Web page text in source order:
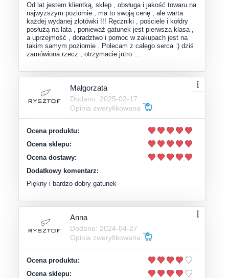
Od lat jestem klientką, sklep , obsługa i jakość towaru na
najwyższym poziomie , ma to swoją cenę , ale warta
każdej wydanej złotówki !!! Ręczniki , pościele i kołdry
posłużą na lata , ponieważ gatunek jest pierwsza klasa ,
a uprzejmość , doradztwo i pomoc w zakupach jest na
takim samym poziomie . Polecam z całego serca :) dziś
zamówiona rzecz , otrzymacie jutro …
Małgorzata
Dodano: 2025-02-17
Opinia zweryfikowana
Ocena produktu:
Ocena sklepu:
Ocena dostawy:
Dodatkowy komentarz:
Piękny i bardzo dobry gatunek
Anna
Dodano: 2024-04-27
Opinia zweryfikowana
Ocena produktu:
Ocena sklepu: